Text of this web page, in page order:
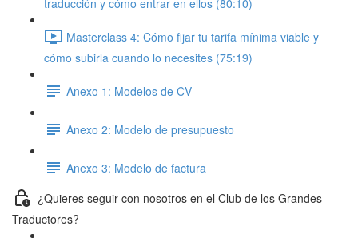
traducción y cómo entrar en ellos (80:10)
Masterclass 4: Cómo fijar tu tarifa mínima viable y
cómo subirla cuando lo necesites (75:19)
Anexo 1: Modelos de CV
Anexo 2: Modelo de presupuesto
Anexo 3: Modelo de factura
¿Quieres seguir con nosotros en el Club de los Grandes
Traductores?